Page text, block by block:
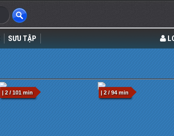
SƯU TẬP
| 2 / 101 min | 2 / 94 min